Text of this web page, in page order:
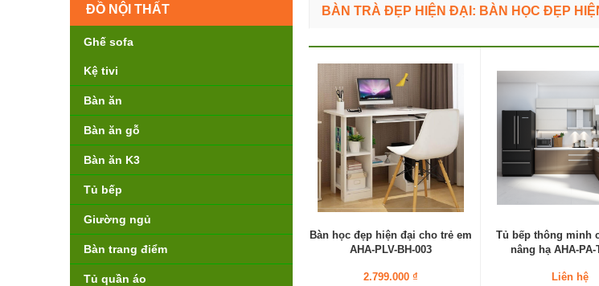
BÀN TRÀ ĐẸP HIỆN ĐẠI: BÀN HỌC ĐẸP
Bàn học đẹp hiện đại cho trẻ em
AHA-PLV-BH-003
2.799.000 ₫
Tủ bếp thông minh
nâng hạ AHA-PA-
Liên hệ
ĐỒ NỘI THẤT
Ghế sofa
Kệ tivi
Bàn ăn
Bàn ăn gỗ
Bàn ăn K3
Tủ bếp
Giường ngủ
Bàn trang điểm
Tủ quần áo